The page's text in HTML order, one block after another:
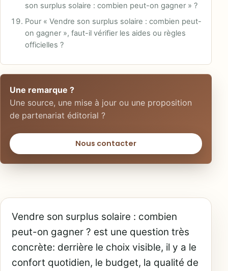
son surplus solaire : combien peut-on gagner » ?
Pour « Vendre son surplus solaire : combien peut-
on gagner », faut-il vérifier les aides ou règles
officielles ?
Une remarque ?
Une source, une mise à jour ou une proposition
de partenariat éditorial ?
Nous contacter
Vendre son surplus solaire : combien
peut-on gagner ? est une question très
concrète: derrière le choix visible, il y a le
confort quotidien, le budget, la qualité de